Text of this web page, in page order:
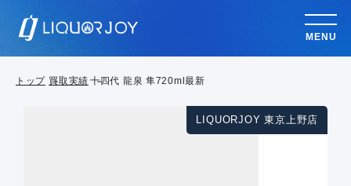
MENU
トップ 買取実績 十四代 龍泉 隼720ml最新
LIQUORJOY 東京上野店